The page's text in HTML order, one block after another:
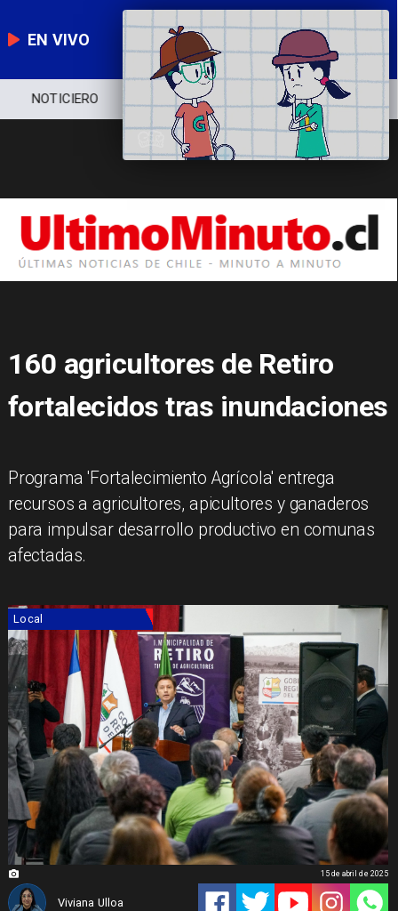
EN VIVO
NOTICIERO POLÍTICA ECONOMÍA
160 agricultores de Retiro
fortalecidos tras inundaciones
Programa 'Fortalecimiento Agrícola' entrega
recursos a agricultores, apicultores y ganaderos
para impulsar desarrollo productivo en comunas
afectadas.
Local
Viviana Ulloa
15 de abril de 2025